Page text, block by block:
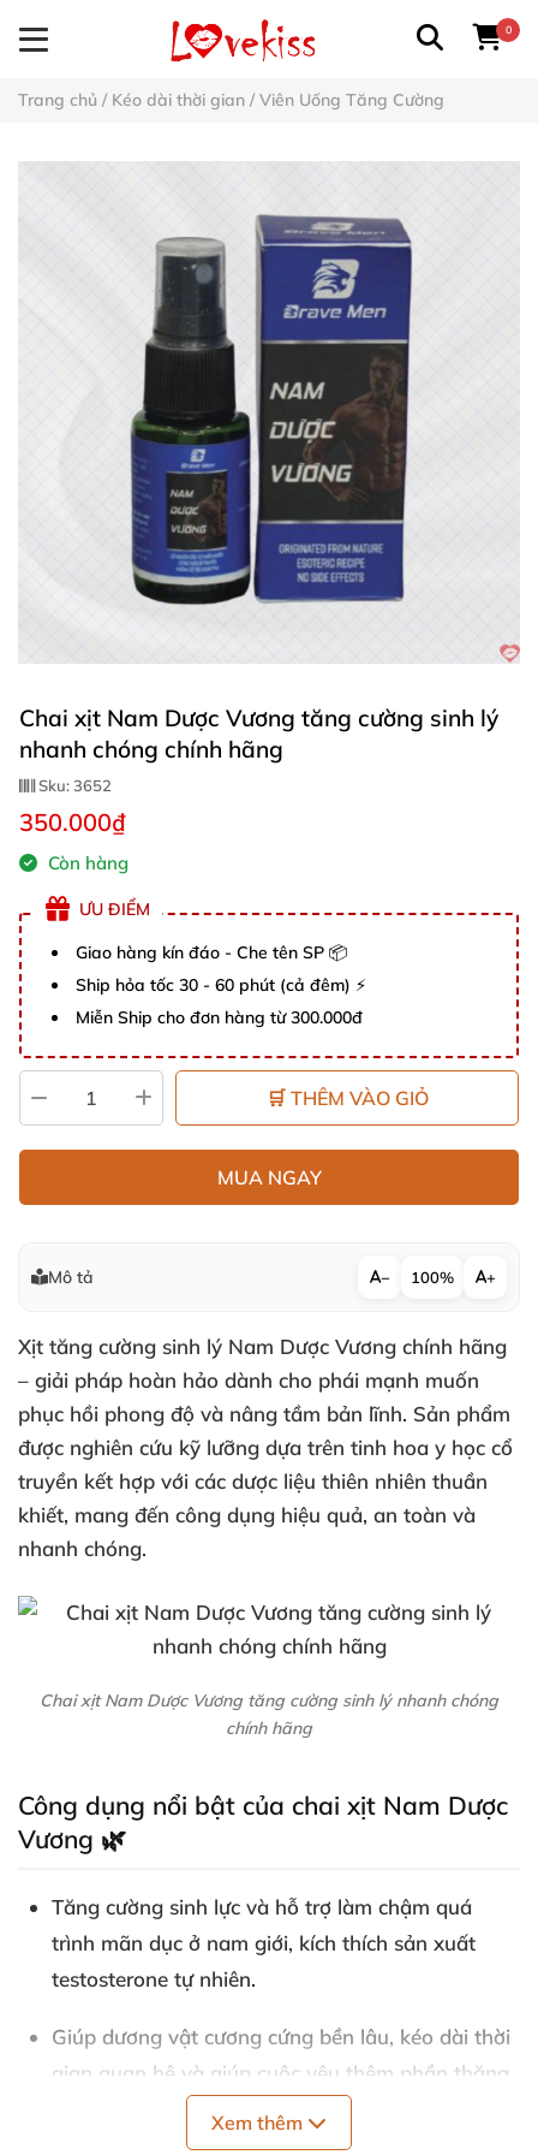
0
Trang chủ / Kéo dài thời gian / Viên Uống Tăng Cường
Chai xịt Nam Dược Vương tăng cường sinh lý
nhanh chóng chính hãng
Sku:3652
350.000₫
Còn hàng
ƯU ĐIỂM
Giao hàng kín đáo - Che tên SP 📦
Ship hỏa tốc 30 - 60 phút (cả đêm) ⚡
Miễn Ship cho đơn hàng từ 300.000đ
🛒 THÊM VÀO GIỎ
MUA NGAY
Mô tả − 100% +
Xịt tăng cường sinh lý Nam Dược Vương chính hãng
– giải pháp hoàn hảo dành cho phái mạnh muốn
phục hồi phong độ và nâng tầm bản lĩnh. Sản phẩm
được nghiên cứu kỹ lưỡng dựa trên tinh hoa y học cổ
truyền kết hợp với các dược liệu thiên nhiên thuần
khiết, mang đến công dụng hiệu quả, an toàn và
nhanh chóng.
Chai xịt Nam Dược Vương tăng cường sinh lý nhanh chóng
chính hãng
Công dụng nổi bật của chai xịt Nam Dược
Vương 🌿
Tăng cường sinh lực và hỗ trợ làm chậm quá
trình mãn dục ở nam giới, kích thích sản xuất
testosterone tự nhiên.
Giúp dương vật cương cứng bền lâu, kéo dài thời
gian quan hệ và giúp cuộc yêu thêm phần thăng
Xem thêm